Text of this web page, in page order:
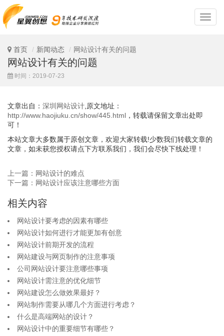
深
圳
首页 新闻动态 网站设计有关的问题
网站设计有关的问题
时间：2019-07-23
文章出自： 深圳网站设计 ,原文地址：
http://www.haojiuku.cn/show/445.html ，转载请保留文章出处即
可！
本站文章大多数属于原创文章，欢迎大家转载!少数我们转载文章的
文章，如未获您授权请点下方联系我们，我们会尽快下线处理！
上一篇：网站设计的难点
下一篇：网站设计应该注意哪些方面
相关内容
网站设计要考虑的因素有哪些
网站设计如何进行才能更加有创意
网站设计前期开发的流程
网站建设与网页制作的注意事项
公司网站设计要注意哪些事项
网站设计需注意的优化细节
网站建设怎么做效果最好？
网站制作需要从哪几个方面进行考虑？
什么是高端网站的设计？
网站设计中的重要细节有哪些？